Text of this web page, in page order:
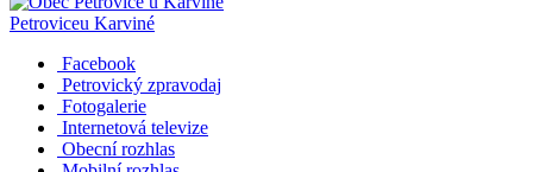
Petroviceu Karviné
Facebook
Petrovický zpravodaj
Fotogalerie
Internetová televize
Obecní rozhlas